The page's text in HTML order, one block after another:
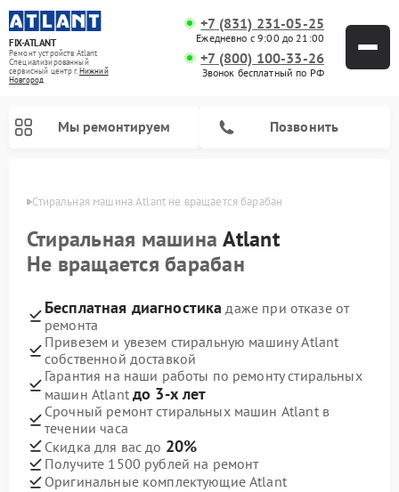
FIX-ATLANT
Ремонт устройств Atlant
Специализированный
cервисный центр г.Нижний
Новгород
+7 (831) 231-05-25
Ежедневно с 9:00 до 21:00
+7 (800) 100-33-26
Звонок бесплатный по РФ
Мы ремонтируем Позвонить
Стиральная машина Atlant не вращается барабан
Стиральная машинаAtlant
Не вращается барабан
Бесплатная диагностика даже при отказе от
ремонта
Привезем и увезем стиральную машину Atlant
собственной доставкой
Гарантия на наши работы по ремонту стиральных
машин Atlant до 3-х лет
Срочный ремонт стиральных машин Atlant в
течении часа
Скидка для вас до 20%
Получите 1500 рублей на ремонт
Оригинальные комплектующие Atlant